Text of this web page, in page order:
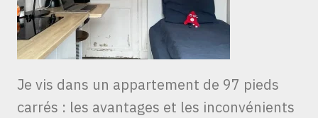
Je vis dans un appartement de 97 pieds
carrés : les avantages et les inconvénients